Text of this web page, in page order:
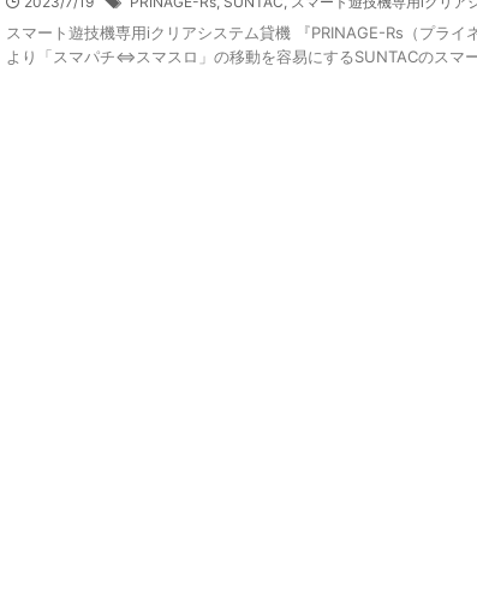
スマート遊技機専用iクリアシステム貸機 『PRINAGE-Rs（プライ
より「スマパチ⇔スマスロ」の移動を容易にするSUNTACのスマ